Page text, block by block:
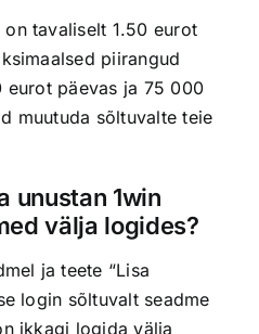
tavaliselt 1.50 eurot
piirangud
päevas ja 75 000
muutuda sõltuvalte teie
unustan 1win
välja logides?
ja teete “Lisa
login sõltuvalt seadme
ikkagi logida välja